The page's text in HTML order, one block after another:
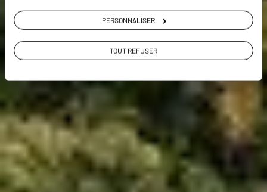
PERSONNALISER
TOUT REFUSER
VOIR LA GALERIE PHOTOS